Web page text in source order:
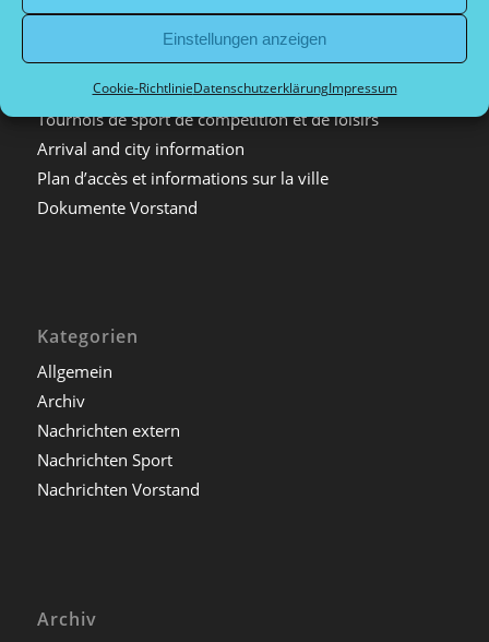
Einstellungen anzeigen
Cookie-RichtlinieDatenschutzerklärungImpressum
Datenschutzerklärung
Tournaments
Tournois de sport de compétition et de loisirs
Arrival and city information
Plan d’accès et informations sur la ville
Dokumente Vorstand
Kategorien
Allgemein
Archiv
Nachrichten extern
Nachrichten Sport
Nachrichten Vorstand
Archiv